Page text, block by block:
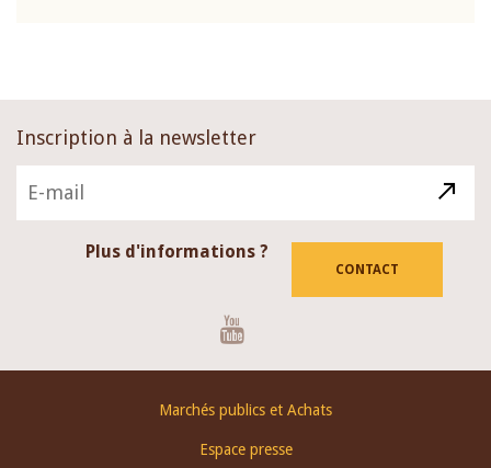
Inscription à la newsletter
Plus d'informations ?
CONTACT
Marchés publics et Achats
Espace presse